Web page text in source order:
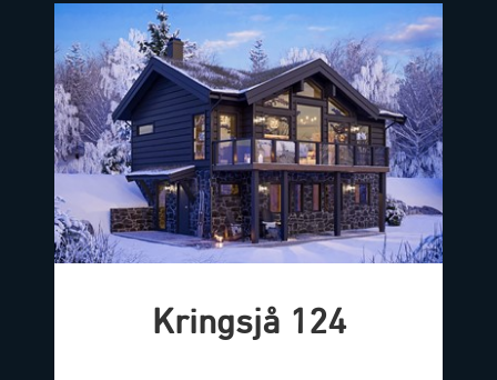
Kringsjå 124